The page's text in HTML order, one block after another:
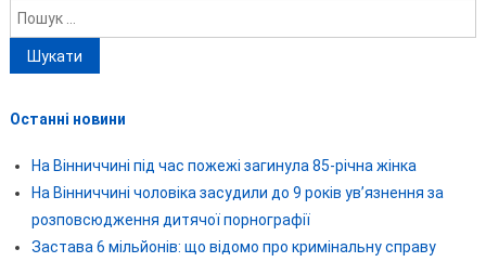
Пошук:
Останні новини
На Вінниччині під час пожежі загинула 85-річна жінка
На Вінниччині чоловіка засудили до 9 років ув’язнення за
розповсюдження дитячої порнографії
Застава 6 мільйонів: що відомо про кримінальну справу